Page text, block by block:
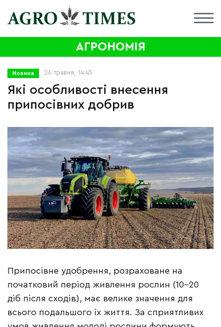
АГРОНОМІЯ
Новина 26 травня, 14:45
Які особливості внесення
припосівних добрив
Припосівне удобрення, розраховане на
початковий період живлення рослин (10-20
діб після сходів), має велике значення для
всього подальшого їх життя. За сприятливих